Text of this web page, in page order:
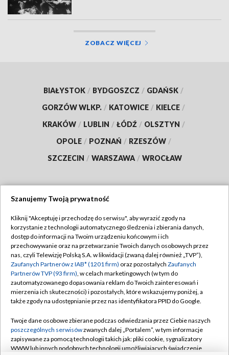
ZOBACZ WIĘCEJ
BIAŁYSTOK / BYDGOSZCZ / GDAŃSK /
GORZÓW WLKP. / KATOWICE / KIELCE /
KRAKÓW / LUBLIN / ŁÓDŹ / OLSZTYN /
OPOLE / POZNAŃ / RZESZÓW /
SZCZECIN / WARSZAWA / WROCŁAW
TVP
Abonament TVP
Emisja w TVP
Centrum informacji TVP
Naziemna Telewizja Cyfrowa
Rada Programowa
System NOS
Regulamin TVP
Polityka prywatności
Moje zgody
Pomoc
Kontakt
Szanujemy Twoją prywatność
Kliknij "Akceptuję i przechodzę do serwisu", aby wyrazić zgody na
korzystanie z technologii automatycznego śledzenia i zbierania danych,
dostęp do informacji na Twoim urządzeniu końcowym i ich
przechowywanie oraz na przetwarzanie Twoich danych osobowych przez
nas, czyli Telewizję Polską S.A. w likwidacji (zwaną dalej również „TVP”),
Zaufanych Partnerów z IAB* (1201 firm) oraz pozostałych Zaufanych
Partnerów TVP (93 firm), w celach marketingowych (w tym do
zautomatyzowanego dopasowania reklam do Twoich zainteresowań i
mierzenia ich skuteczności) i pozostałych, które wskazujemy poniżej, a
także zgody na udostępnianie przez nas identyfikatora PPID do Google.
Twoje dane osobowe zbierane podczas odwiedzania przez Ciebie naszych
poszczególnych serwisówzwanych dalej „Portalem”, w tym informacje
zapisywane za pomocą technologii takich jak: pliki cookie, sygnalizatory
WWW lub innych podobnych technologii umożliwiających świadczenie